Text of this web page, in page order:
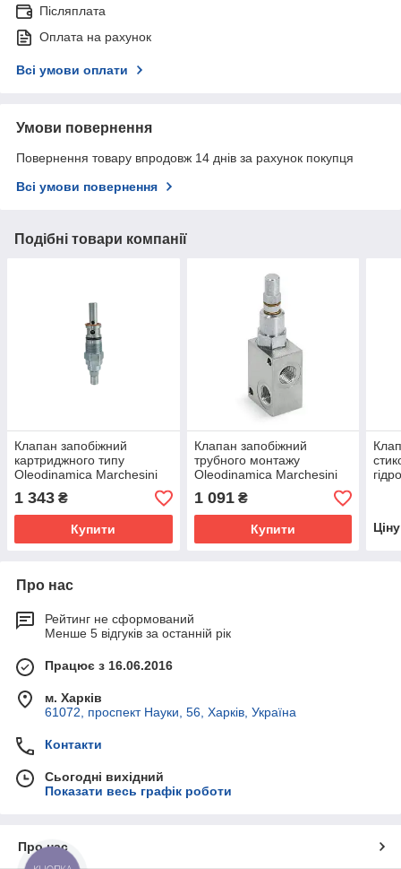
Післяплата
Оплата на рахунок
Всі умови оплати
Умови повернення
Повернення товару впродовж 14 днів за рахунок покупця
Всі умови повернення
Подібні товари компанії
Клапан запобіжний
картриджного типу
Oleodinamica Marchesini
VMPC80 10-120 BAR
1 343 ₴
Купити
Клапан запобіжний
трубного монтажу
Oleodinamica Marchesini
VMP 1/4" L10-180 BAR
1 091₴
Купити
Про нас
Рейтинг не сформований
Менше 5 відгуків за останній рік
Працює з 16.06.2016
м. Харків
61072, проспект Науки, 56, Харків, Україна
Контакти
Сьогодні вихідний
Показати весь графік роботи
Про нас